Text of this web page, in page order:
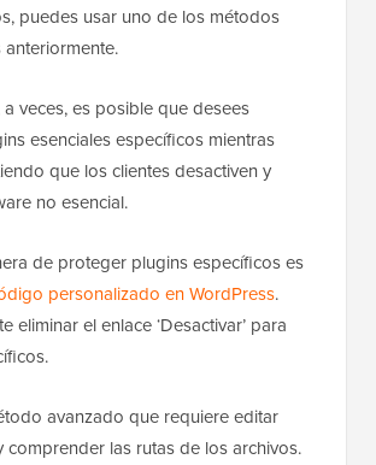
puedes usar uno de los métodos
veces, es posible que desees
esenciales específicos mientras
que los clientes desactiven y
no esencial.
de proteger plugins específicos es
personalizado en WordPress.
eliminar el enlace ‘Desactivar’ para
avanzado que requiere editar
comprender las rutas de los archivos.